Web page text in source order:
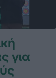
για